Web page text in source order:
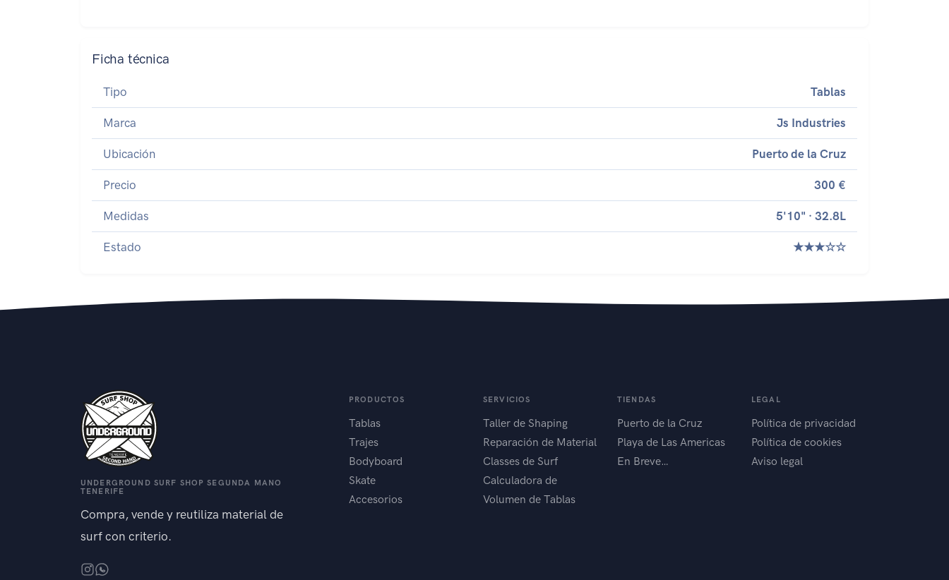
Ficha técnica
Tipo Tablas
Marca Js Industries
Ubicación Puerto de la Cruz
Precio 300 €
Medidas 5'10" · 32.8L
Estado ★★★☆☆
UNDERGROUND SURF SHOP SEGUNDA MANO
TENERIFE
Compra, vende y reutiliza material de
surf con criterio.
PRODUCTOS
Tablas
Trajes
Bodyboard
Skate
Accesorios
SERVICIOS
Taller de Shaping
Reparación de Material
Classes de Surf
Calculadora de
Volumen de Tablas
TIENDAS
Puerto de la Cruz
Playa de Las Americas
En Breve…
LEGAL
Política de privacidad
Política de cookies
Aviso legal